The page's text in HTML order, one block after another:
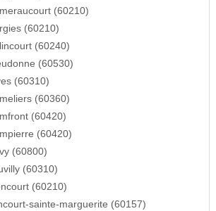
(60210)
(60210)
(60240)
(60530)
(60310)
(60360)
(60420)
(60420)
(60800)
(60310)
(60210)
sainte-marguerite (60157)